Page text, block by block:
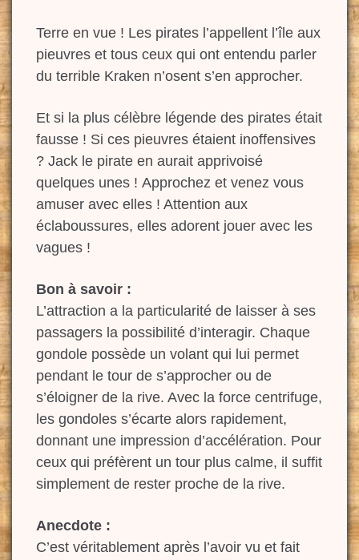
Terre en vue ! Les pirates l’appellent l’île aux
pieuvres et tous ceux qui ont entendu parler
du terrible Kraken n’osent s’en approcher.
Et si la plus célèbre légende des pirates était
fausse ! Si ces pieuvres étaient inoffensives
? Jack le pirate en aurait apprivoisé
quelques unes ! Approchez et venez vous
amuser avec elles ! Attention aux
éclaboussures, elles adorent jouer avec les
vagues !
Bon à savoir :
L’attraction a la particularité de laisser à ses
passagers la possibilité d’interagir. Chaque
gondole possède un volant qui lui permet
pendant le tour de s’approcher ou de
s’éloigner de la rive. Avec la force centrifuge,
les gondoles s’écarte alors rapidement,
donnant une impression d’accélération. Pour
ceux qui préfèrent un tour plus calme, il suffit
simplement de rester proche de la rive.
Anecdote :
C’est véritablement après l’avoir vu et fait